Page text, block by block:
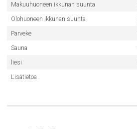
Makuuhuoneen ikkunan suunta
Olohuoneen ikkunan suunta
Parveke
Sauna
liesi
Lisätietoa